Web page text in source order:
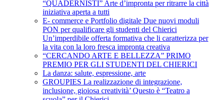
“QUADERNISTI” Arte d’impronta per ritrarre la città
iniziativa aperta a tutti
E- commerce e Portfolio digitale Due nuovi moduli
PON per qualificare gli studenti del Chierici
Un’imperdibile offerta formativa che li caratterizza per
la vita con la loro fresca impronta creativa
“CERCANDO ARTE E BELLEZZA” PRIMO
PREMIO PER GLI STUDENTI DEL CHIERICI
La danza: salute, espressione, arte
GROUPIES La realizzazione di integrazione,
inclusione, gioiosa creatività’ Questo è “Teatro a